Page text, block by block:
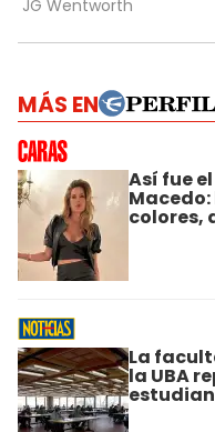
MÁS EN
Así fue
colores,
La
la UBA